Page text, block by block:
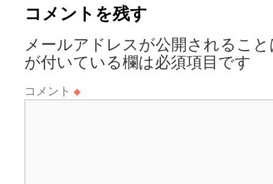
コメントを残す
メールアドレスが公開されるこ
が付いている欄は必須項目です
コメント ※